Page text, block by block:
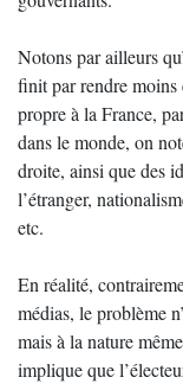
Notons par ailleurs
finit par rendre moins
propre à la France,
dans le monde, on
droite, ainsi que des
l’étranger,
etc.
En réalité,
médias, le problème
mais à la nature
implique que